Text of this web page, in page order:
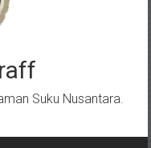
Suku Nusantara.